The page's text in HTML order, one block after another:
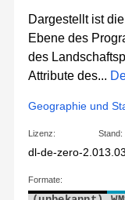
Dargestellt ist
Ebene des
des
Attribute des...
Geographie und
Lizenz:
dl-de-zero-2.0
Stand:
Formate: